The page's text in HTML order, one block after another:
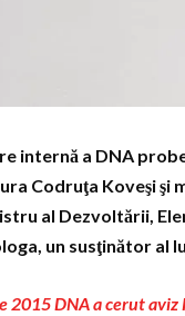
internă a DNA
Codruţa Koveşi
al Dezvoltării,
un susţinător al
2015 DNA a cerut